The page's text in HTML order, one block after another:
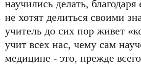
научились делать,
не хотят делиться своими
учитель до сих пор живет
учит всех нас, чему сам
медицине - это, прежде